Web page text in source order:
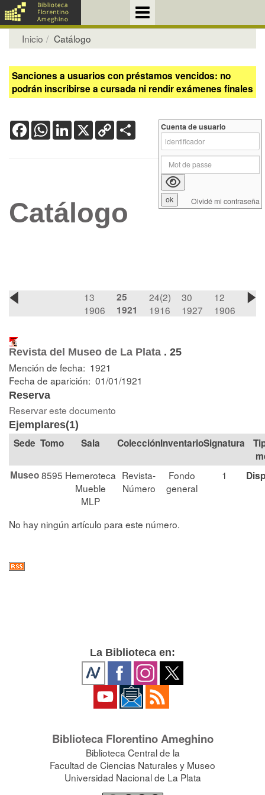
Inicio Catálogo
Sanciones a usuarios con préstamos vencidos: no
podrán inscribirse a cursada ni rendir exámenes finales
FacebookWhatsApp
LinkedIn
X Copy
Link
Catálogo
13
1906
25
1921
24(2)
1916
30
1927
12
1906
Revista del Museo de La Plata . 25
Mención de fecha: 1921
Fecha de aparición: 01/01/1921
Reserva
Reservar este documento
Ejemplares(1)
Tomo Sala Colección Signatura
Museo8595 Hemeroteca
Mueble
MLP
Revista-
Número
Fondo
general
1
No hay ningún artículo para este número.
Cuenta de usuario
Olvidé mi contraseña
La Biblioteca en:
Biblioteca Florentino Ameghino
Biblioteca Central de la
Facultad de Ciencias Naturales y Museo
Universidad Nacional de La Plata